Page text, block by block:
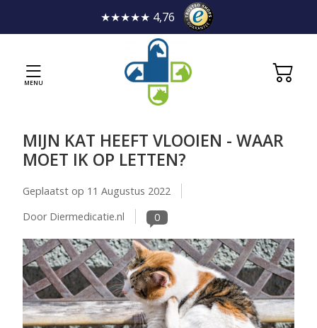
★★★★★ 4,76
MENU
MIJN KAT HEEFT VLOOIEN - WAAR
MOET IK OP LETTEN?
Geplaatst op 11 Augustus 2022
Door Diermedicatie.nl
0